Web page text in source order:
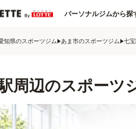
パーソナルジムから探
知県のスポーツジム あま市のスポーツジム 七
周辺のスポーツ